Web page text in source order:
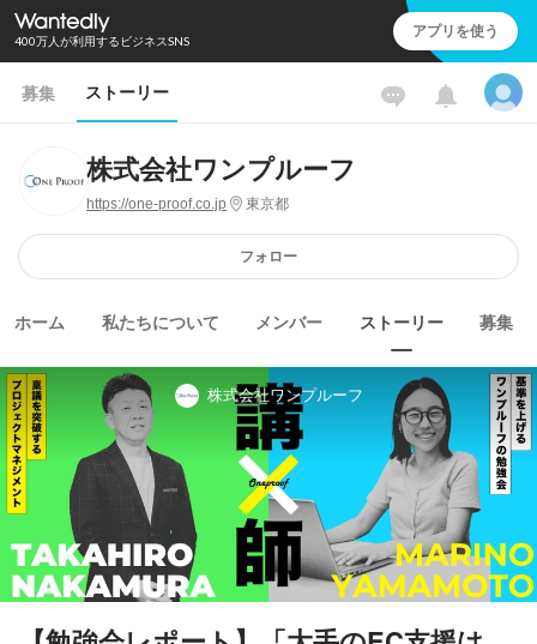
400万人が利用するビジネスSNS アプリを使う
募集 ストーリー
株式会社ワンプルーフ
https://one-proof.co.jp 東京都
フォロー
ホーム 私たちについて メンバー ストーリー 募集
株式会社ワンプルーフ